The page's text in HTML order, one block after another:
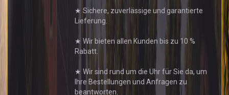
★ Sichere, zuverlässige und garantierte
Lieferung.
★ Wir bieten allen Kunden bis zu 10 %
Rabatt.
★ Wir sind rund um die Uhr für Sie da, um
Ihre Bestellungen und Anfragen zu
beantworten.